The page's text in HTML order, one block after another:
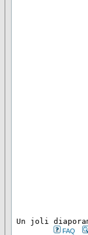
Un joli
FAQ